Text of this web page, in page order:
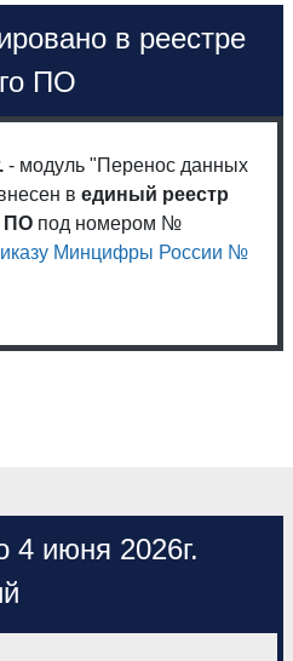
в реестре
ПО
- модуль "Перенос данных
в единый реестр
ПО под номером №
Минцифры России №
4 июня 2026г.